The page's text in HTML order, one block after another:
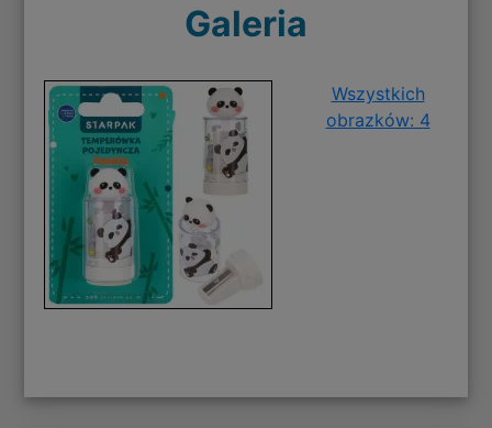
Galeria
Wszystkich
obrazków: 4